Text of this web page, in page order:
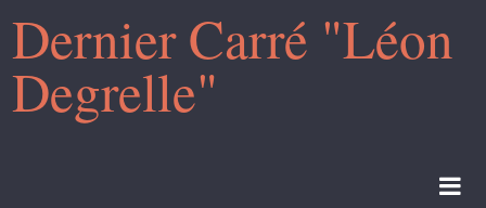
Dernier Carré "Léon
Degrelle"